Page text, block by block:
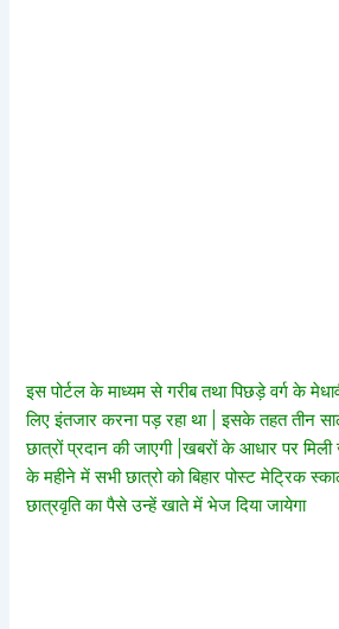
इस पोर्टल के माध्यम से गरीब तथा पिछड़े वर्ग के
लिए इंतजार करना पड़ रहा था | इसके तहत तीन
छात्रों प्रदान की जाएगी |खबरों के आधार पर
के महीने में सभी छात्रो को बिहार पोस्ट मेट्रिक
छात्रवृति का पैसे उन्हें खाते में भेज दिया जायेगा